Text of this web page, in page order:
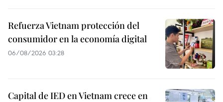
Refuerza Vietnam protección del
consumidor en la economía digital
06/08/2026 03:28
Capital de IED en Vietnam crece en